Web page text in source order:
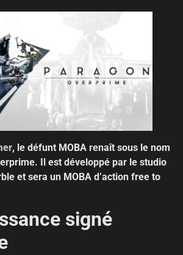
, le défunt MOBA renaît sous le nom
Il est développé par le studio
et sera un MOBA d’action free to
signé